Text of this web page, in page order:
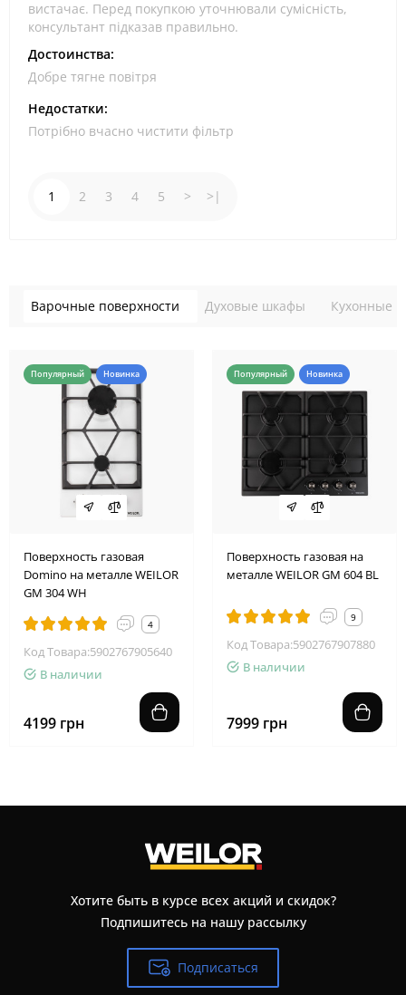
вистачає. Перед покупкою уточнювали сумісність,
консультант підказав правильно.
Достоинства:
Добре тягне повітря
Недостатки:
Потрібно вчасно чистити фільтр
1 2 3 4 5 > >|
Варочные поверхности Духовые шкафы Кухонные
Популярный Новинка
Поверхность газовая
Domino на металле WEILOR
GM 304 WH
4
Код Товара:5902767905640
В наличии
4199 грн
Популярный Новинка
Поверхность газовая на
металле WEILOR GM 604 BL
9
Код Товара:5902767907880
В наличии
7999 грн
Хотите быть в курсе всех акций и скидок?
Подпишитесь на нашу рассылку
Подписаться